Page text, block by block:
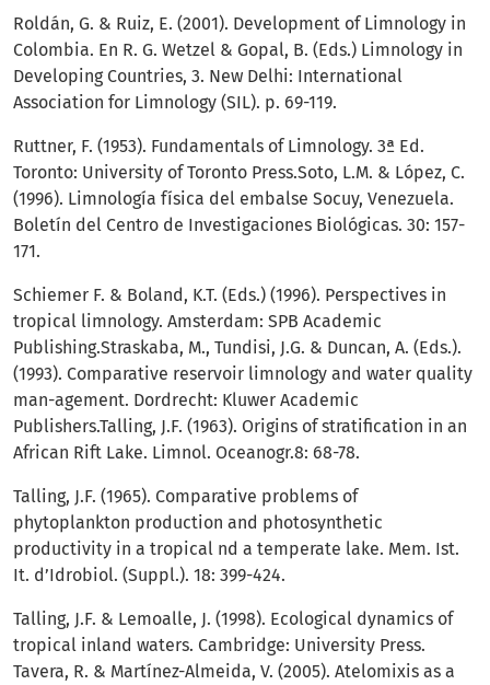
Roldán, G. & Ruiz, E. (2001). Development of Limnology in
Colombia. En R. G. Wetzel & Gopal, B. (Eds.) Limnology in
Developing Countries, 3. New Delhi: International
Association for Limnology (SIL). p. 69-119.
Ruttner, F. (1953). Fundamentals of Limnology. 3ª Ed.
Toronto: University of Toronto Press.Soto, L.M. & López, C.
(1996). Limnología física del embalse Socuy, Venezuela.
Boletín del Centro de Investigaciones Biológicas. 30: 157-
171.
Schiemer F. & Boland, K.T. (Eds.) (1996). Perspectives in
tropical limnology. Amsterdam: SPB Academic
Publishing.Straskaba, M., Tundisi, J.G. & Duncan, A. (Eds.).
(1993). Comparative reservoir limnology and water quality
man-agement. Dordrecht: Kluwer Academic
Publishers.Talling, J.F. (1963). Origins of stratification in an
African Rift Lake. Limnol. Oceanogr.8: 68-78.
Talling, J.F. (1965). Comparative problems of
phytoplankton production and photosynthetic
productivity in a tropical nd a temperate lake. Mem. Ist.
It. d’Idrobiol. (Suppl.). 18: 399-424.
Talling, J.F. & Lemoalle, J. (1998). Ecological dynamics of
tropical inland waters. Cambridge: University Press.
Tavera, R. & Martínez-Almeida, V. (2005). Atelomixis as a